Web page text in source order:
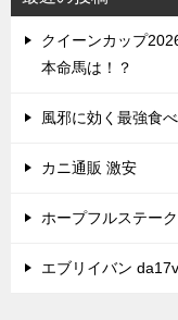
クイーンカップ
本命馬は！？
風邪に効く最強食
カニ通販 激安
ホープフルステー
エブリイバン